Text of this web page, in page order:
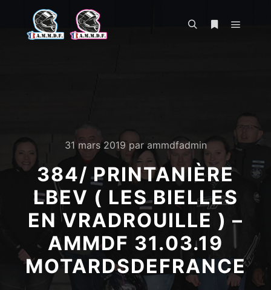
31 mars 2019par ammdfadmin
384/ PRINTANIÈRE
LBEV ( LES BIELLES
EN VRADROUILLE ) –
AMMDF 31.03.19
MOTARDSDEFRANCE